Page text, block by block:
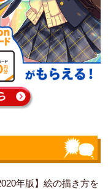
年版】絵の描き方を